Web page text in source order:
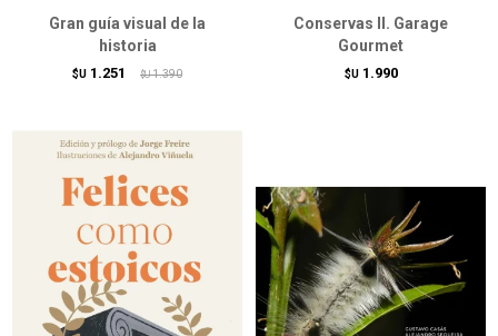
Gran guía visual de la
historia
$U 1.251 $U 1.390
Conservas II. Garage
Gourmet
$U 1.990